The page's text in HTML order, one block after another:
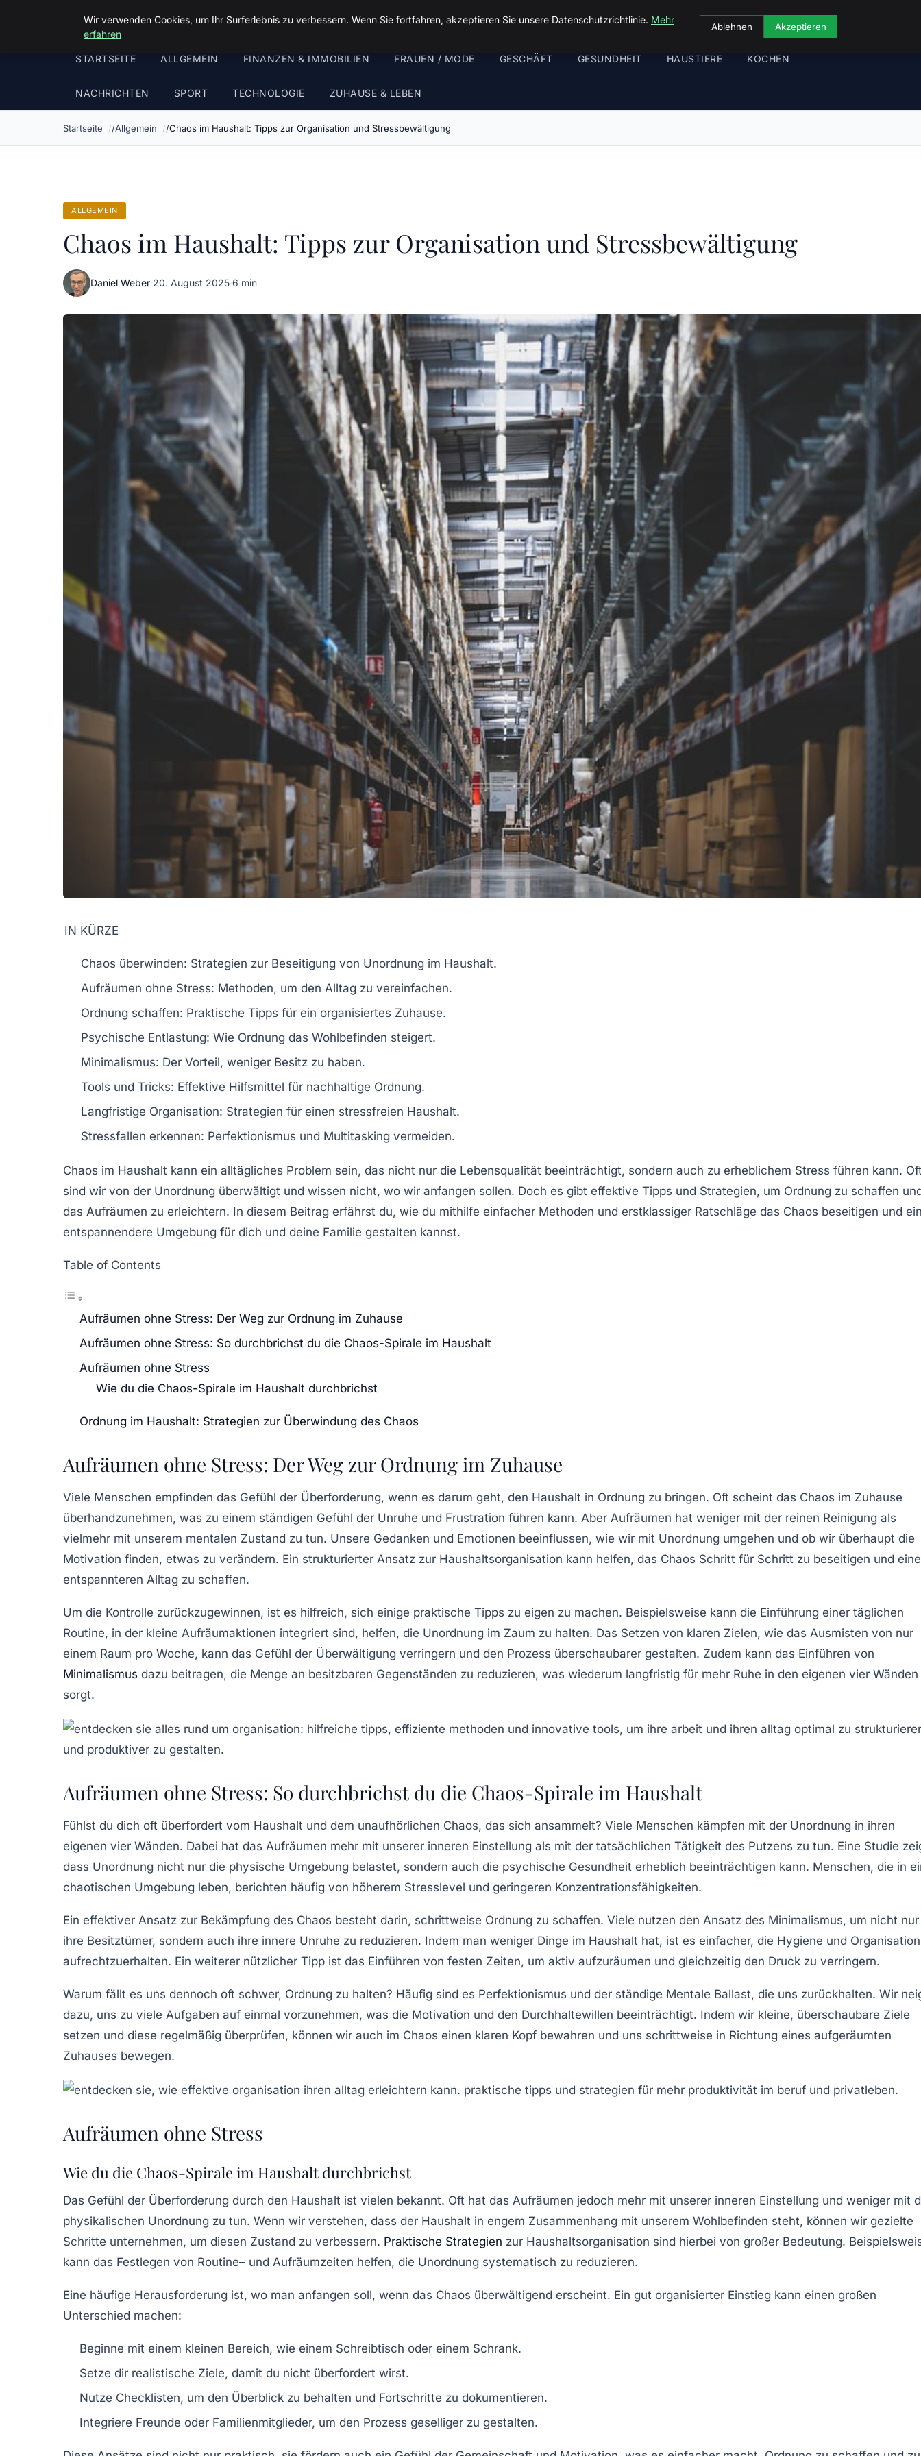
Malzminden
STARTSEITE ALLGEMEIN FINANZEN & IMMOBILIEN FRAUEN / MODE GESCHÄFT GESUNDHEIT HAUSTIERE KOCHEN
NACHRICHTEN SPORT TECHNOLOGIE ZUHAUSE & LEBEN
Startseite Allgemein Chaos im Haushalt: Tipps zur Organisation und Stressbewältigung
ALLGEMEIN
Chaos im Haushalt: Tipps zur Organisation und Stressbewältigung
Daniel Weber·20. August 2025·6 min
IN KÜRZE
Chaos überwinden: Strategien zur Beseitigung von Unordnung im Haushalt.
Aufräumen ohne Stress: Methoden, um den Alltag zu vereinfachen.
Ordnung schaffen: Praktische Tipps für ein organisiertes Zuhause.
Psychische Entlastung: Wie Ordnung das Wohlbefinden steigert.
Minimalismus: Der Vorteil, weniger Besitz zu haben.
Tools und Tricks: Effektive Hilfsmittel für nachhaltige Ordnung.
Langfristige Organisation: Strategien für einen stressfreien Haushalt.
Stressfallen erkennen: Perfektionismus und Multitasking vermeiden.
Chaos im Haushalt kann ein alltägliches Problem sein, das nicht nur die Lebensqualität beeinträchtigt, sondern auch zu erheblichem Stress führen kann.
sind wir von der Unordnung überwältigt und wissen nicht, wo wir anfangen sollen. Doch es gibt effektive Tipps und Strategien, um Ordnung zu schaffen
das Aufräumen zu erleichtern. In diesem Beitrag erfährst du, wie du mithilfe einfacher Methoden und erstklassiger Ratschläge das Chaos beseitigen und
entspannendere Umgebung für dich und deine Familie gestalten kannst.
Table of Contents
Aufräumen ohne Stress: Der Weg zur Ordnung im Zuhause
Aufräumen ohne Stress: So durchbrichst du die Chaos-Spirale im Haushalt
Aufräumen ohne Stress
Wie du die Chaos-Spirale im Haushalt durchbrichst
Ordnung im Haushalt: Strategien zur Überwindung des Chaos
Aufräumen ohne Stress: Der Weg zur Ordnung im Zuhause
Viele Menschen empfinden das Gefühl der Überforderung, wenn es darum geht, den Haushalt in Ordnung zu bringen. Oft scheint das Chaos im Zuhause
überhandzunehmen, was zu einem ständigen Gefühl der Unruhe und Frustration führen kann. Aber Aufräumen hat weniger mit der reinen Reinigung als
vielmehr mit unserem mentalen Zustand zu tun. Unsere Gedanken und Emotionen beeinflussen, wie wir mit Unordnung umgehen und ob wir überhaupt die
Motivation finden, etwas zu verändern. Ein strukturierter Ansatz zur Haushaltsorganisation kann helfen, das Chaos Schritt für Schritt zu beseitigen und
entspannteren Alltag zu schaffen.
Um die Kontrolle zurückzugewinnen, ist es hilfreich, sich einige praktische Tipps zu eigen zu machen. Beispielsweise kann die Einführung einer täglichen
Routine, in der kleine Aufräumaktionen integriert sind, helfen, die Unordnung im Zaum zu halten. Das Setzen von klaren Zielen, wie das Ausmisten von nur
einem Raum pro Woche, kann das Gefühl der Überwältigung verringern und den Prozess überschaubarer gestalten. Zudem kann das Einführen von
Minimalismus dazu beitragen, die Menge an besitzbaren Gegenständen zu reduzieren, was wiederum langfristig für mehr Ruhe in den eigenen vier Wänden
sorgt.
Aufräumen ohne Stress: So durchbrichst du die Chaos-Spirale im Haushalt
Fühlst du dich oft überfordert vom Haushalt und dem unaufhörlichen Chaos, das sich ansammelt? Viele Menschen kämpfen mit der Unordnung in ihren
eigenen vier Wänden. Dabei hat das Aufräumen mehr mit unserer inneren Einstellung als mit der tatsächlichen Tätigkeit des Putzens zu tun. Eine Studie
dass Unordnung nicht nur die physische Umgebung belastet, sondern auch die psychische Gesundheit erheblich beeinträchtigen kann. Menschen, die in
chaotischen Umgebung leben, berichten häufig von höherem Stresslevel und geringeren Konzentrationsfähigkeiten.
Ein effektiver Ansatz zur Bekämpfung des Chaos besteht darin, schrittweise Ordnung zu schaffen. Viele nutzen den Ansatz des Minimalismus, um nicht nur
ihre Besitztümer, sondern auch ihre innere Unruhe zu reduzieren. Indem man weniger Dinge im Haushalt hat, ist es einfacher, die Hygiene und Organisation
aufrechtzuerhalten. Ein weiterer nützlicher Tipp ist das Einführen von festen Zeiten, um aktiv aufzuräumen und gleichzeitig den Druck zu verringern.
Warum fällt es uns dennoch oft schwer, Ordnung zu halten? Häufig sind es Perfektionismus und der ständige Mentale Ballast, die uns zurückhalten. Wir
dazu, uns zu viele Aufgaben auf einmal vorzunehmen, was die Motivation und den Durchhaltewillen beeinträchtigt. Indem wir kleine, überschaubare Ziele
setzen und diese regelmäßig überprüfen, können wir auch im Chaos einen klaren Kopf bewahren und uns schrittweise in Richtung eines aufgeräumten
Zuhauses bewegen.
Aufräumen ohne Stress
Wie du die Chaos-Spirale im Haushalt durchbrichst
Das Gefühl der Überforderung durch den Haushalt ist vielen bekannt. Oft hat das Aufräumen jedoch mehr mit unserer inneren Einstellung und weniger mit
physikalischen Unordnung zu tun. Wenn wir verstehen, dass der Haushalt in engem Zusammenhang mit unserem Wohlbefinden steht, können wir gezielte
Schritte unternehmen, um diesen Zustand zu verbessern. Praktische Strategien zur Haushaltsorganisation sind hierbei von großer Bedeutung.
kann das Festlegen von Routine– und Aufräumzeiten helfen, die Unordnung systematisch zu reduzieren.
Eine häufige Herausforderung ist, wo man anfangen soll, wenn das Chaos überwältigend erscheint. Ein gut organisierter Einstieg kann einen großen
Unterschied machen:
Beginne mit einem kleinen Bereich, wie einem Schreibtisch oder einem Schrank.
Setze dir realistische Ziele, damit du nicht überfordert wirst.
Nutze Checklisten, um den Überblick zu behalten und Fortschritte zu dokumentieren.
Integriere Freunde oder Familienmitglieder, um den Prozess geselliger zu gestalten.
Wir verwenden Cookies, um Ihr Surferlebnis zu verbessern. Wenn Sie fortfahren, akzeptieren Sie unsere Datenschutzrichtlinie. Mehr
erfahren
Ablehnen Akzeptieren